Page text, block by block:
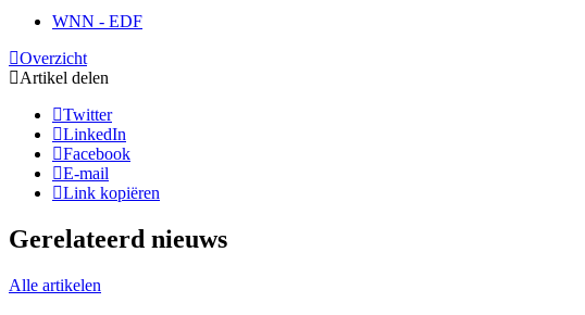
WNN - EDF
Overzicht
Artikel delen
Twitter
LinkedIn
Facebook
E-mail
Link kopiëren
Gerelateerd nieuws
Alle artikelen